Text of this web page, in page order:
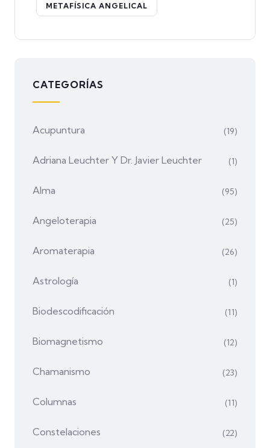
METAFÍSICA ANGELICAL
CATEGORÍAS
Acupuntura (19)
Adriana Leuchter Y Dr. Javier Leuchter (1)
Alma (95)
Angeloterapia (25)
Aromaterapia (26)
Astrología (1)
Biodescodificación (11)
Biomagnetismo (12)
Chamanismo (23)
Columnas (11)
Constelaciones (22)